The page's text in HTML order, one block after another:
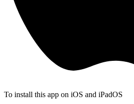
To install this app on iOS and iPadOS